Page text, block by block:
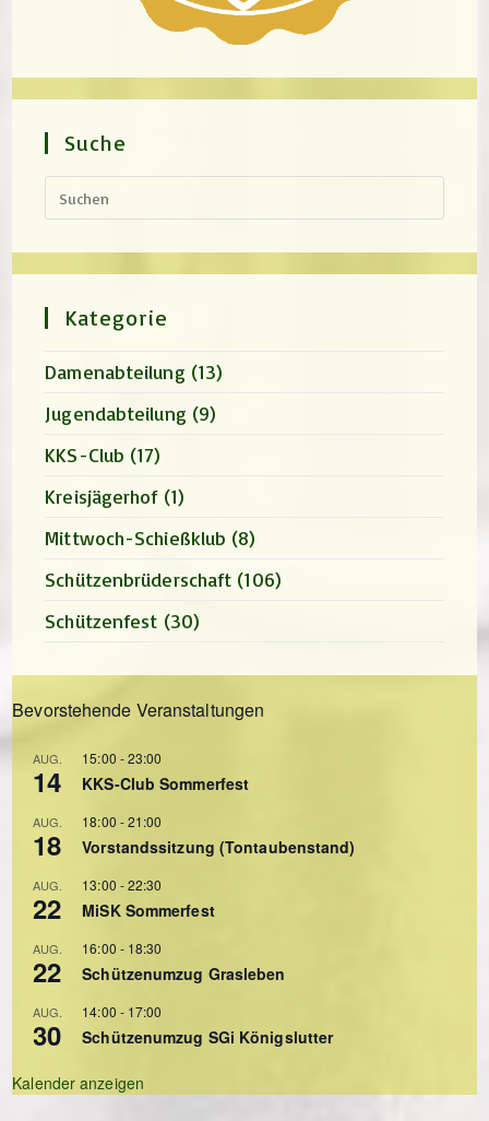
Suche
Kategorie
Damenabteilung (13)
Jugendabteilung (9)
KKS-Club (17)
Kreisjägerhof (1)
Mittwoch-Schießklub (8)
Schützenbrüderschaft (106)
Schützenfest (30)
Bevorstehende Veranstaltungen
AUG.
14
15:00 -23:00
KKS-Club Sommerfest
AUG.
18
18:00 -21:00
Vorstandssitzung (Tontaubenstand)
AUG.
22
13:00 -22:30
MiSK Sommerfest
AUG.
22
16:00 - 18:30
Schützenumzug Grasleben
AUG.
30
14:00 - 17:00
Schützenumzug SGi Königslutter
Kalender anzeigen